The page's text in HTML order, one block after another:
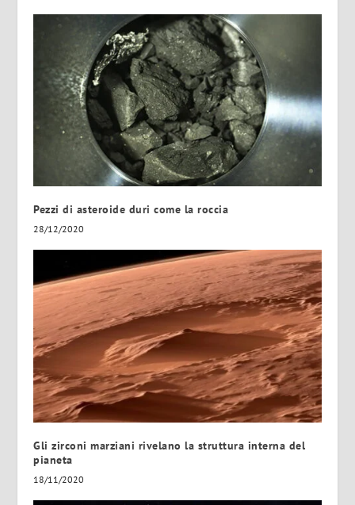
Pezzi di asteroide duri come la roccia
28/12/2020
Gli zirconi marziani rivelano la struttura interna del
pianeta
18/11/2020